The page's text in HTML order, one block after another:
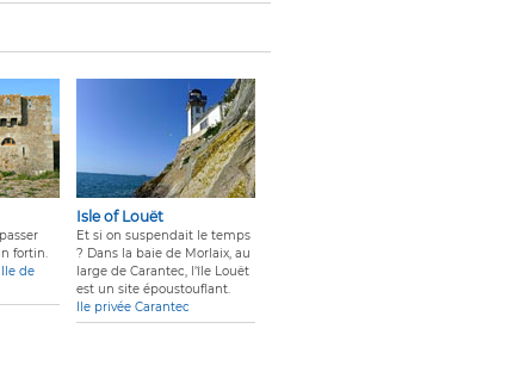
fortin.
de
Isle of Louët
Et si on suspendait le temps
? Dans la baie de Morlaix, au
large de Carantec, l'île Louët
est un site époustouflant.
Ile privée Carantec